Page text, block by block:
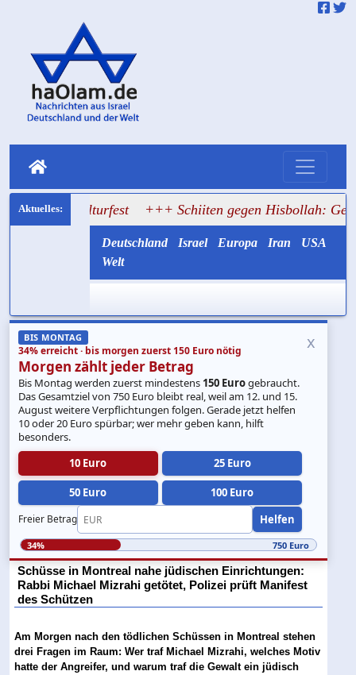
Kulturfest +++ Schiiten gegen Hisbollah: Gemayel ruft
Deutschland Israel Europa Iran
USA
Welt
BIS MONTAG
34% erreicht · bis morgen zuerst 150 Euro nötig
Morgen zählt jeder Betrag
Bis Montag werden zuerst mindestens 150 Eurogebraucht.
Das Gesamtziel von 750 Euro bleibt real, weil am 12. und 15.
August weitere Verpflichtungen folgen. Gerade jetzt helfen
10 oder 20 Euro spürbar; wer mehr geben kann, hilft
besonders.
10 Euro
25 Euro
50 Euro 100 Euro
Freier Betrag Helfen
x
34% 750 Euro
Schüsse in Montreal nahe jüdischen Einrichtungen:
Rabbi Michael Mizrahi getötet, Polizei prüft Manifest
des Schützen
Am Morgen nach den tödlichen Schüssen in Montreal stehen
drei Fragen im Raum: Wer traf Michael Mizrahi, welches Motiv
hatte der Angreifer, und warum traf die Gewalt ein jüdisch